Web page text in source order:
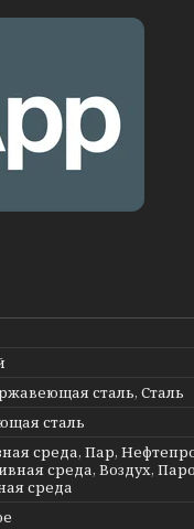
сталь, Сталь
сталь
среда, Пар,
среда, Воздух,
среда